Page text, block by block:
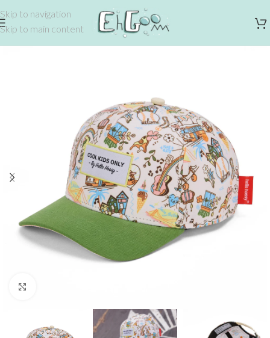
Skip to navigation
Skip to main content